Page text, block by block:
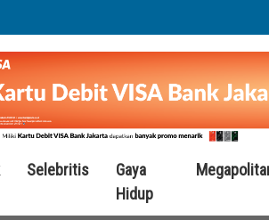
Selebritis
Gaya
Hidup